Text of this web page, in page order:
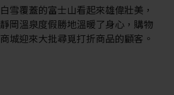
白雪覆蓋的富士山看起來雄偉壯美，
靜岡溫泉度假勝地溫暖了身心，購物
商城迎來大批尋覓打折商品的顧客。